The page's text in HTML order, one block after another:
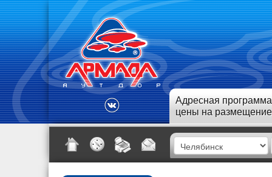
Адресная
цены на размещение